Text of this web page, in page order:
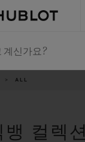
계신가요?
ALL
뱅 컬렉션